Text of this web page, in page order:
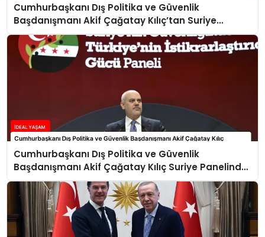
Cumhurbaşkanı Dış Politika ve Güvenlik
Başdanışmanı Akif Çağatay Kılıç’tan Suriye
Panelinde Önemli Açıklamalar
Cumhurbaşkanı Dış Politika ve Güvenlik
Başdanışmanı Akif Çağatay Kılıç Suriye Panelinde
Konuştu